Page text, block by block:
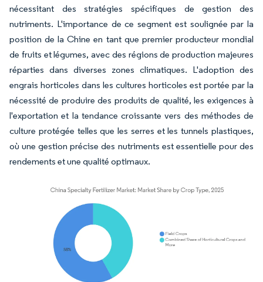
nécessitant des stratégies spécifiques de gestion des
nutriments. L'importance de ce segment est soulignée par la
position de la Chine en tant que premier producteur mondial
de fruits et légumes, avec des régions de production majeures
réparties dans diverses zones climatiques. L'adoption des
engrais horticoles dans les cultures horticoles est portée par la
nécessité de produire des produits de qualité, les exigences à
l'exportation et la tendance croissante vers des méthodes de
culture protégée telles que les serres et les tunnels plastiques,
où une gestion précise des nutriments est essentielle pour des
rendements et une qualité optimaux.